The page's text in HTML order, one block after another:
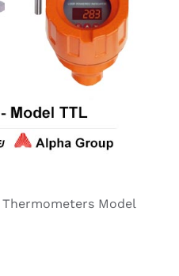
Model